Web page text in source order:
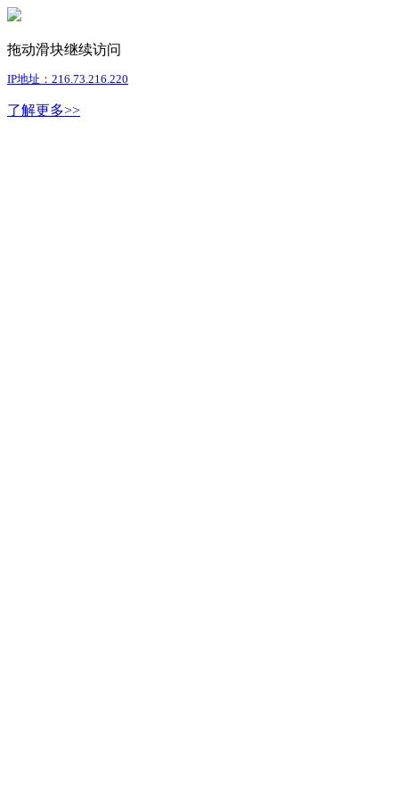
拖动滑块继续访问
IP地址：216.73.216.220
了解更多>>